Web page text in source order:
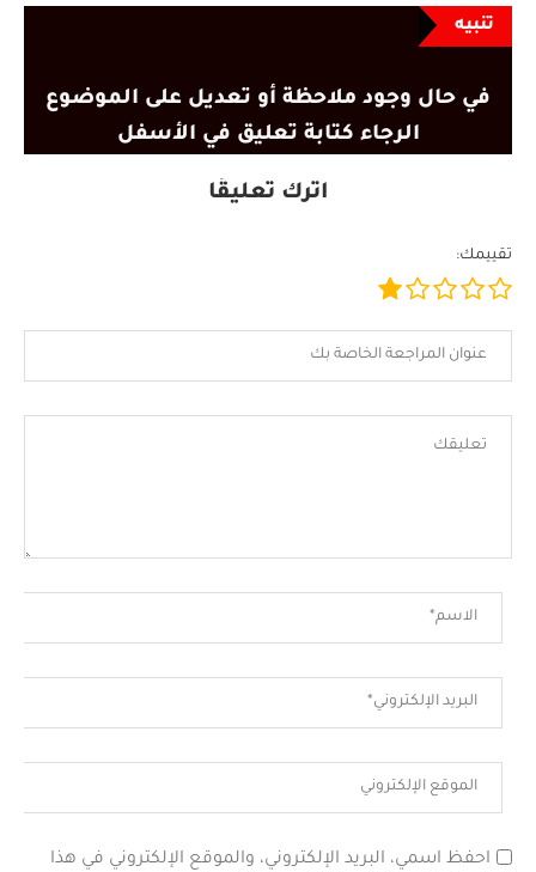
تنبيه
في حال وجود ملاحظة أو تعديل على الموضوع
الرجاء كتابة تعليق في الأسفل
اترك تعليقًا
تقييمك:
احفظ اسمي، البريد الإلكتروني، والموقع الإلكتروني في هذا